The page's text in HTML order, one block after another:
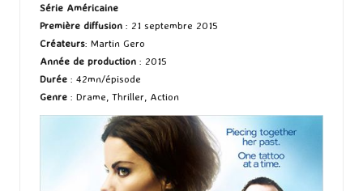
Série Américaine
Première diffusion : 21 septembre 2015
Créateurs: Martin Gero
Année de production : 2015
Durée : 42mn/épisode
Genre : Drame, Thriller, Action